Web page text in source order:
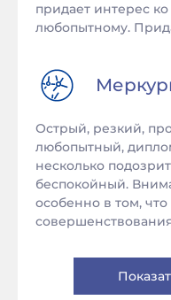
придает интерес
любопытному.
Острый, резкий,
любопытный,
несколько
беспокойный.
особенно в том, что